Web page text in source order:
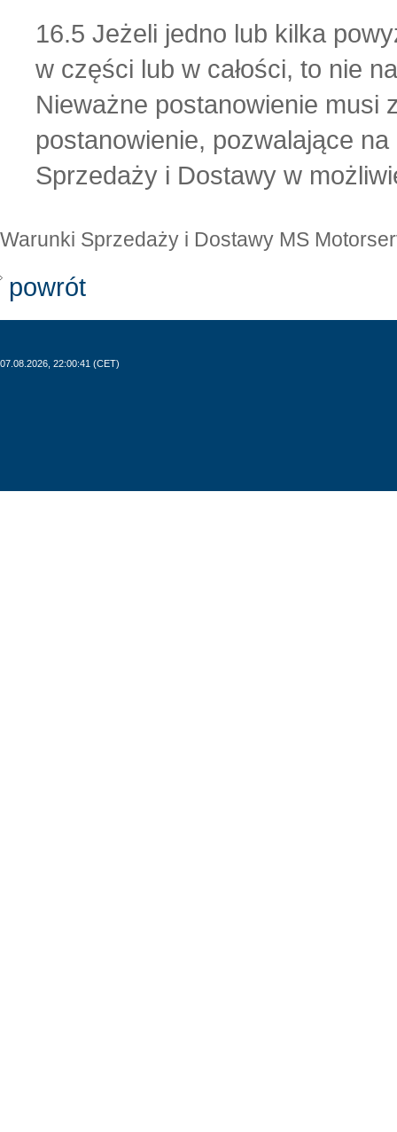
16.5 Jeżeli jedno lub kilka
w części lub w całości, to nie
Nieważne postanowienie musi
postanowienie, pozwalające
Sprzedaży i Dostawy w
Warunki Sprzedaży i Dostawy MS
powrót
07.08.2026, 22:00:42 (CET)